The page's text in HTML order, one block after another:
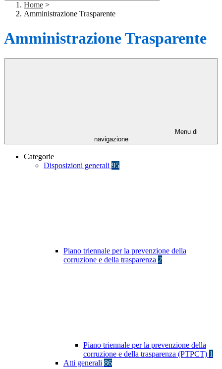
Home >
Amministrazione Trasparente
Amministrazione Trasparente
Menu di
navigazione
Categorie
Disposizioni generali 95
Piano triennale per la prevenzione della
corruzione e della trasparenza 2
Piano triennale per la prevenzione della
corruzione e della trasparenza (PTPCT) 1
Atti generali 86